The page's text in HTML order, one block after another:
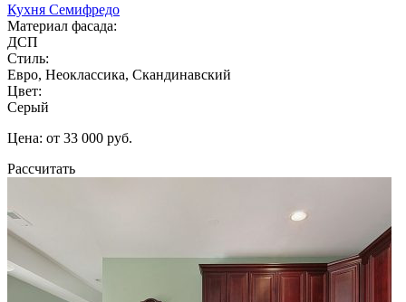
Кухня Семифредо
Материал фасада:
ДСП
Стиль:
Евро, Неоклассика, Скандинавский
Цвет:
Серый
Цена: от 33 000 руб.
Рассчитать